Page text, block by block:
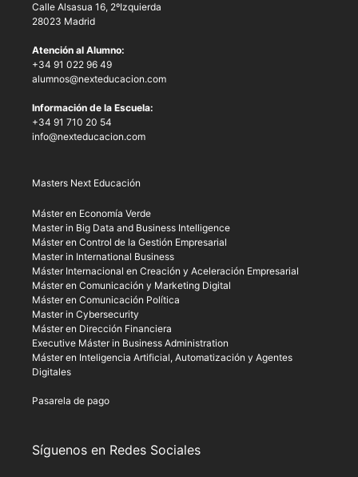
Calle Alsasua 16, 2ºIzquierda
28023 Madrid
Atención al Alumno:
+34 91 022 96 49
alumnos@nexteducacion.com
Información de la Escuela:
+34 91 710 20 54
info@nexteducacion.com
Masters Next Educación
Máster en Economía Verde
Master in Big Data and Business Intelligence
Máster en Control de la Gestión Empresarial
Master in International Business
Máster Internacional en Creación y Aceleración Empresarial
Máster en Comunicación y Marketing Digital
Máster en Comunicación Política
Master in Cybersecurity
Máster en Dirección Financiera
Executive Máster in Business Administration
Máster en Inteligencia Artificial, Automatización y Agentes
Digitales
Pasarela de pago
Síguenos en Redes Sociales